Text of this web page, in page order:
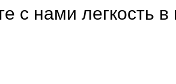
с нами легкость